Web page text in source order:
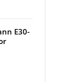
E30-